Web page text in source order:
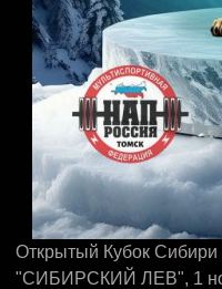
Открытый Кубок
"СИБИРСКИЙ ЛЕВ", 1